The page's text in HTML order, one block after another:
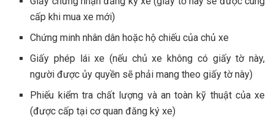
cấp khi mua xe mới)
Chứng minh nhân dân hoặc hộ chiếu của chủ xe
Giấy phép lái xe (nếu chủ xe không có giấy tờ này,
người được ủy quyền sẽ phải mang theo giấy tờ này)
Phiếu kiểm tra chất lượng và an toàn kỹ thuật của xe
(được cấp tại cơ quan đăng ký xe)